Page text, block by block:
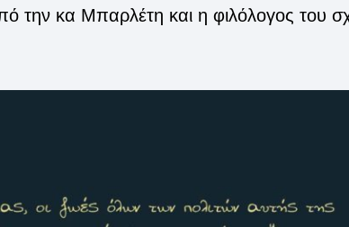
κα Μπαρλέτη και η φιλόλογος του